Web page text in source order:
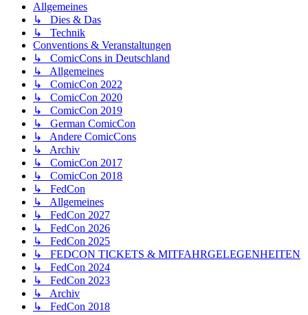
Allgemeines
↳ Dies & Das
↳ Technik
Conventions & Veranstaltungen
↳ ComicCons in Deutschland
↳ Allgemeines
↳ ComicCon 2022
↳ ComicCon 2020
↳ ComicCon 2019
↳ German ComicCon
↳ Andere ComicCons
↳ Archiv
↳ ComicCon 2017
↳ ComicCon 2018
↳ FedCon
↳ Allgemeines
↳ FedCon 2027
↳ FedCon 2026
↳ FedCon 2025
↳ FEDCON TICKETS & MITFAHRGELEGENHEITEN
↳ FedCon 2024
↳ FedCon 2023
↳ Archiv
↳ FedCon 2018